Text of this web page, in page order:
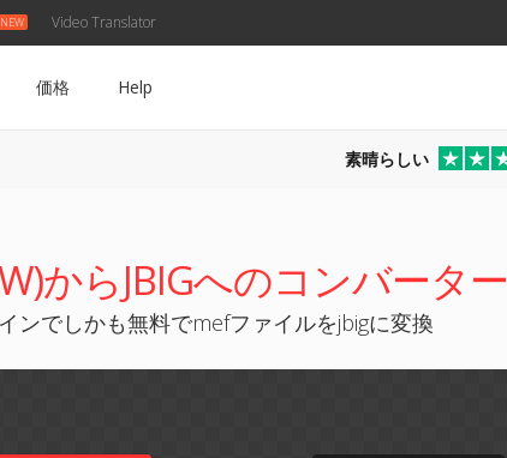
Video Translator
価格 Help
素晴らしい
からJBIGへのコンバーター
ンでしかも無料でmefファイルをjbigに変換